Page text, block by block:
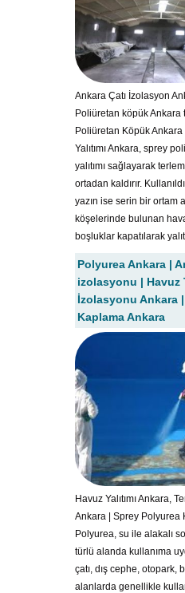
Ankara Çatı İzolasyon
Poliüretan köpük Ankara
Poliüretan Köpük Ankara
Yalıtımı Ankara, sprey
yalıtımı sağlayarak
ortadan kaldırır.
yazın ise serin bir ortam
köşelerinde bulunan
boşluklar kapatılarak
Polyurea Ankara |
izolasyonu | Havuz
İzolasyonu Ankara
Kaplama Ankara
Havuz Yalıtımı Ankara,
Ankara | Sprey Polyurea
Polyurea, su ile alakalı
türlü alanda kullanıma
çatı, dış cephe, otopark,
alanlarda genellikle